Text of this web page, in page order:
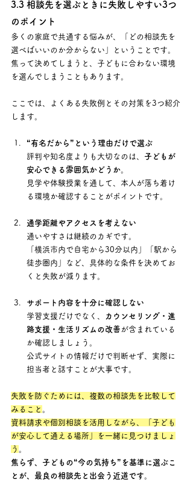
3.3 相談先を選ぶときに失敗しやすい3つ
のポイント
多くの家庭で共通する悩みが、「どの相談先を
選べばいいのか分からない」ということです。
焦って決めてしまうと、子どもに合わない環境
を選んでしまうこともあります。
ここでは、よくある失敗例とその対策を3つ紹介
します。
“有名だから”という理由だけで選ぶ
評判や知名度よりも大切なのは、 子どもが
安心できる雰囲気かどうか。
見学や体験授業を通して、本人が落ち着け
る環境か確認することがポイントです。
通学距離やアクセスを考えない
通いやすさは継続のカギです。
「横浜市内で自宅から30分以内」「駅から
徒歩圏内」など、具体的な条件を決めてお
くと失敗が減ります。
サポート内容を十分に確認しない
学習支援だけでなく、
カウンセリング・進
路支援・生活リズムの改善 が含まれている
か確認しましょう。
公式サイトの情報だけで判断せず、実際に
担当者と話すことが大事です。
失敗を防ぐためには、複数の相談先を比較して
みること 。
資料請求や個別相談を活用しながら、「子ども
が安心して通える場所」を一緒に見つけましょ
う 。
焦らず、子どもの“今の気持ち”を基準に選ぶこ
とが、最良の相談先と出会う近道です。